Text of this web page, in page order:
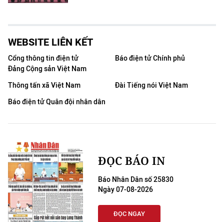
WEBSITE LIÊN KẾT
Cổng thông tin điện tử
Đảng Cộng sản Việt Nam
Báo điện tử Chính phủ
Thông tấn xã Việt Nam
Đài Tiếng nói Việt Nam
Báo điện tử Quân đội nhân dân
ĐỌC BÁO IN
Báo Nhân Dân số 25830
Ngày 07-08-2026
ĐỌC NGAY